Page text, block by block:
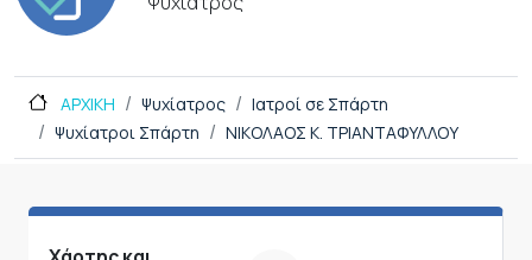
ΑΡΧΙΚΗ Ψυχίατρος
Ιατροί σε Σπάρτη
Ψυχίατροι Σπάρτη
ΝΙΚΟΛΑΟΣ Κ. ΤΡΙΑΝΤΑΦΥΛΛΟΥ